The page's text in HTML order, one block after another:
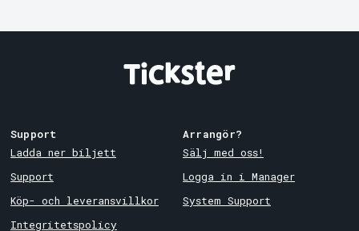
Support
Ladda ner biljett
Support
Köp- och leveransvillkor
Integritetspolicy
Arrangör?
Sälj med oss!
Logga in i Manager
System Support